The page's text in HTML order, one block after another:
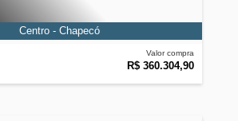
Valor compra
R$ 360.304,90
Centro - Chapecó